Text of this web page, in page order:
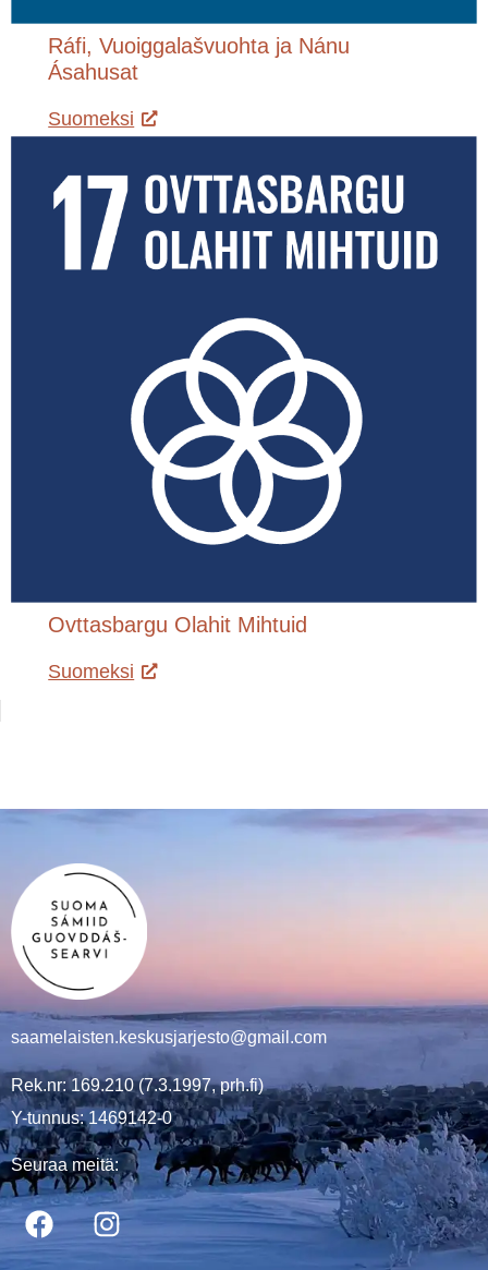
Ráfi, Vuoiggalašvuohta ja Nánu
Ásahusat
Suomeksi
Ovttasbargu Olahit Mihtuid
Suomeksi
saamelaisten.keskusjarjesto@gmail.com
Rek.nr: 169.210 (7.3.1997, prh.fi)
Y-tunnus: 1469142-0
Seuraa meitä: